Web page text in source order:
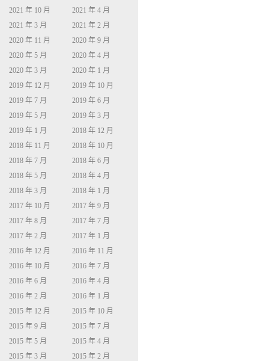
2021 年 10 月
2021 年 4 月
2021 年 3 月
2021 年 2 月
2020 年 11 月
2020 年 9 月
2020 年 5 月
2020 年 4 月
2020 年 3 月
2020 年 1 月
2019 年 12 月
2019 年 10 月
2019 年 7 月
2019 年 6 月
2019 年 5 月
2019 年 3 月
2019 年 1 月
2018 年 12 月
2018 年 11 月
2018 年 10 月
2018 年 7 月
2018 年 6 月
2018 年 5 月
2018 年 4 月
2018 年 3 月
2018 年 1 月
2017 年 10 月
2017 年 9 月
2017 年 8 月
2017 年 7 月
2017 年 2 月
2017 年 1 月
2016 年 12 月
2016 年 11 月
2016 年 10 月
2016 年 7 月
2016 年 6 月
2016 年 4 月
2016 年 2 月
2016 年 1 月
2015 年 12 月
2015 年 10 月
2015 年 9 月
2015 年 7 月
2015 年 5 月
2015 年 4 月
2015 年 3 月
2015 年 2 月